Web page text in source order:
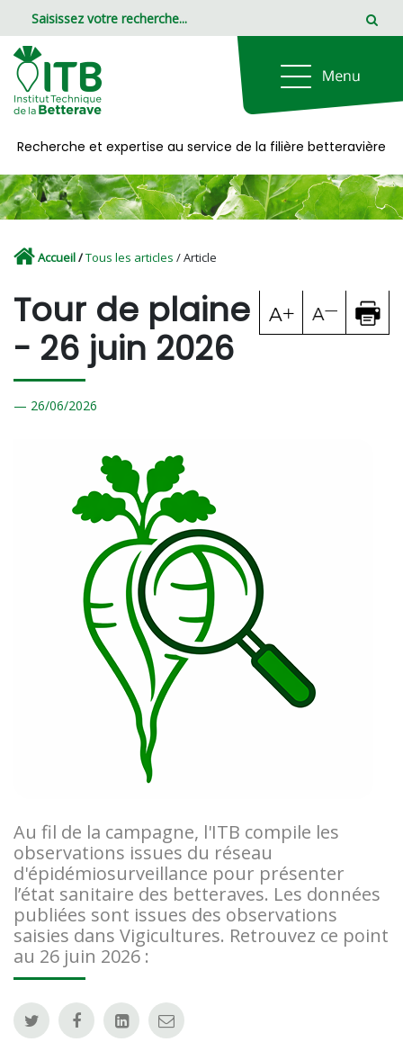
Recherche et expertise au service de la filière betteravière
Accueil/Tous les articles / Article
Tour de plaine
- 26 juin 2026
26/06/2026
Au fil de la campagne, l'ITB compile les
observations issues du réseau
d'épidémiosurveillance pour présenter
l’état sanitaire des betteraves. Les données
publiées sont issues des observations
saisies dans Vigicultures. Retrouvez ce point
au 26 juin 2026 :
Panneau de gestion des cookies